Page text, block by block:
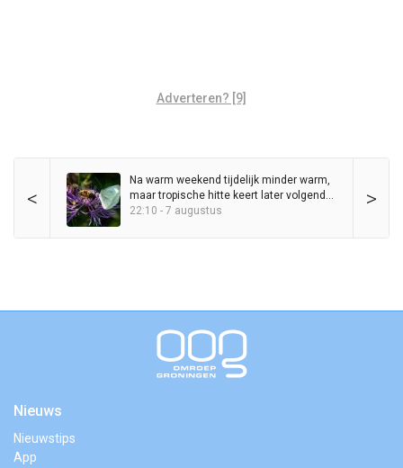
Adverteren? [9]
< >
Na warm weekend tijdelijk minder warm,
maar tropische hitte keert later volgende
week terug
22:10 - 7 augustus
Nieuws
Nieuwstips
App